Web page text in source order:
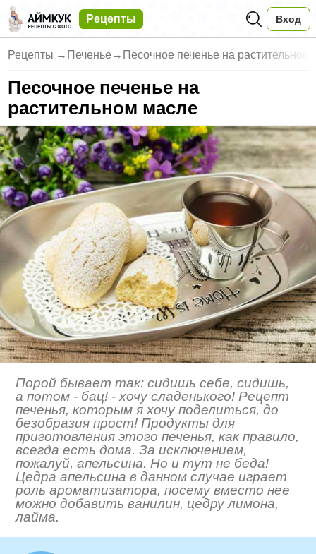
Рецепты Вход
Рецепты → Печенье → Песочное печенье на растительном
Песочное печенье на
растительном масле
Порой бывает так: сидишь себе, сидишь,
а потом - бац! - хочу сладенького! Рецепт
печенья, которым я хочу поделиться, до
безобразия прост! Продукты для
приготовления этого печенья, как правило,
всегда есть дома. За исключением,
пожалуй, апельсина. Но и тут не беда!
Цедра апельсина в данном случае играет
роль ароматизатора, посему вместо нее
можно добавить ванилин, цедру лимона,
лайма.